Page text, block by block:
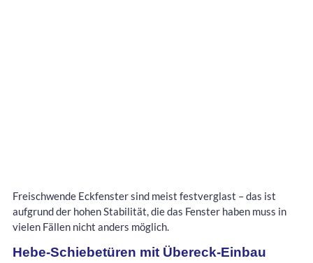
Freischwende Eckfenster sind meist festverglast – das ist
aufgrund der hohen Stabilität, die das Fenster haben muss in
vielen Fällen nicht anders möglich.
Hebe-Schiebetüren mit Übereck-Einbau